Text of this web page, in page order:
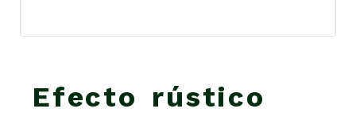
Efecto rústico